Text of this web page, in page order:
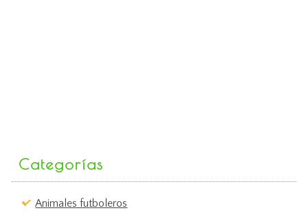
Categorías
Animales futboleros